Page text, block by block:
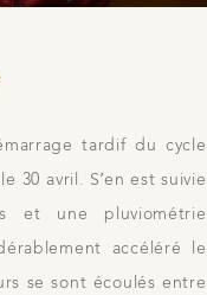
tardif du cycle
30 avril. S’en est suivie
et une pluviométrie
accéléré le
se sont écoulés entre